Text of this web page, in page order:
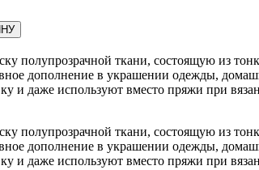
полупрозрачной ткани, состоящую из
дополнение в украшении одежды,
и даже используют вместо пряжи при
полупрозрачной ткани, состоящую из
дополнение в украшении одежды,
и даже используют вместо пряжи при